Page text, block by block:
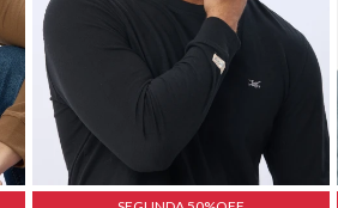
Talle